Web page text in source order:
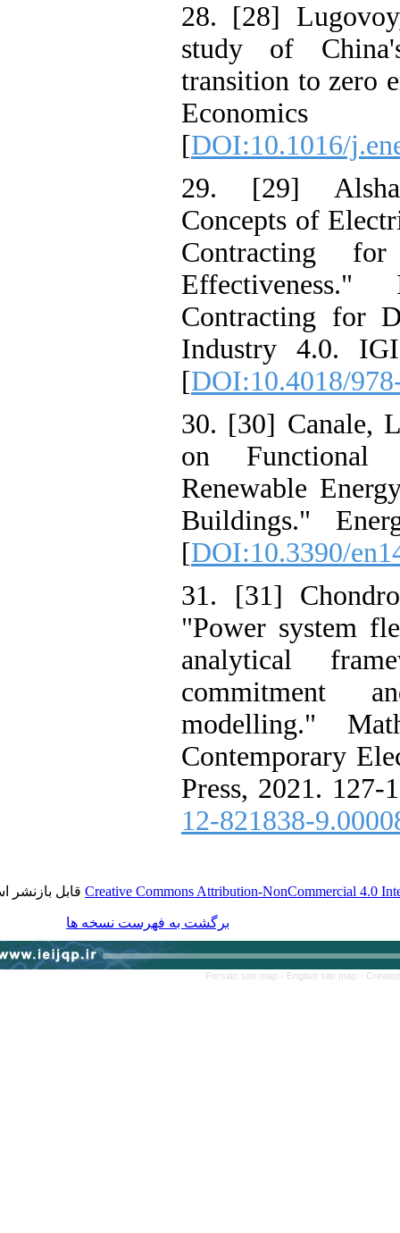
28. [28]
study of
transition to
[DOI:10.1016/
29. [29]
Concepts of
Contracting
Industry 4.0.
[DOI:10.4018/
30. [30]
on
Renewable
Buildings."
[DOI:10.3390/
31. [31]
"Power
analytical
modelling."
Contemporary
Press, 2021.
12-821838-
Creative Commons Attribution-NonCommercialقابل بازنشر است.
برگشت به فهرست نسخه ها
Persian site map -English site map